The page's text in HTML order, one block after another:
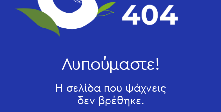
Λυπούμαστε!
Η σελίδα που ψάχνεις
δεν βρέθηκε.